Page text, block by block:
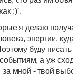
:)".
я делаю
энергии,
буду
а уж
мной - твой